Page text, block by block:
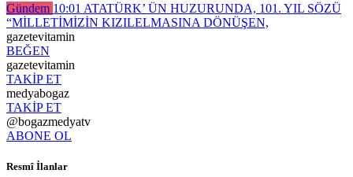
Gündem 10:01 ATATÜRK’ ÜN HUZURUNDA, 101. YIL SÖZÜ
“MİLLETİMİZİN KIZILELMASINA DÖNÜŞEN,
gazetevitamin
BEĞEN
gazetevitamin
TAKİP ET
medyabogaz
TAKİP ET
@bogazmedyatv
ABONE OL
Resmî İlanlar